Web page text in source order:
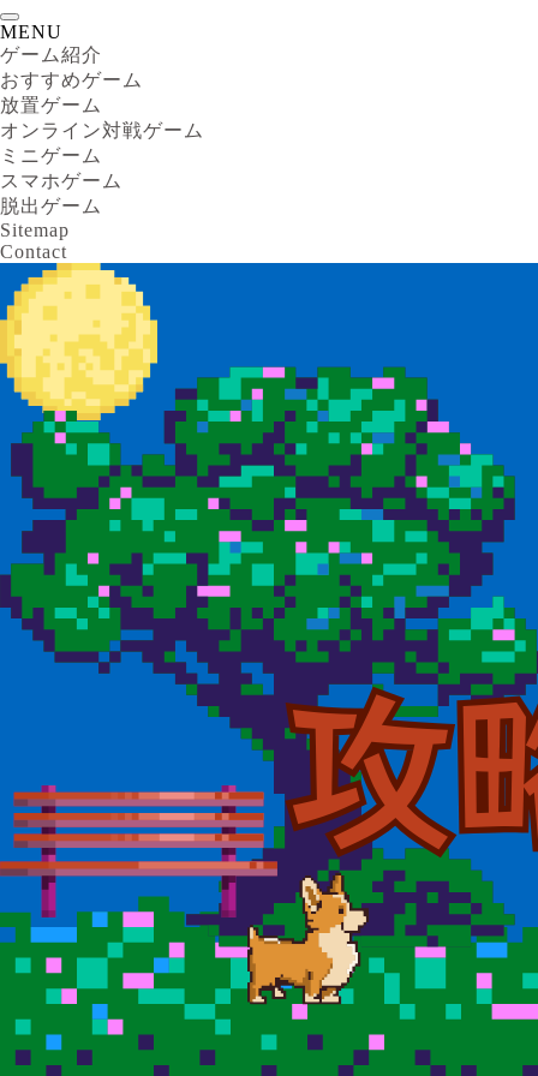
MENU
ゲーム紹介
おすすめゲーム
放置ゲーム
オンライン対戦ゲーム
ミニゲーム
スマホゲーム
脱出ゲーム
Sitemap
Contact